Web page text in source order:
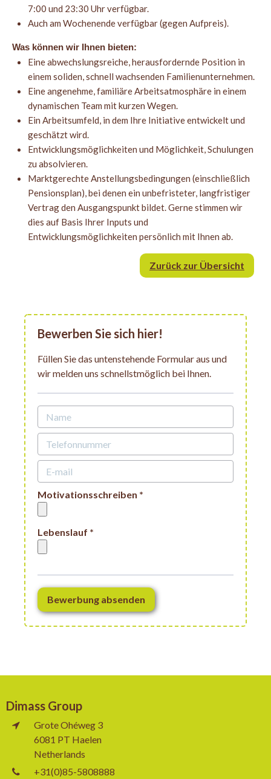
7:00 und 23:30 Uhr verfügbar.
Auch am Wochenende verfügbar (gegen Aufpreis).
Was können wir Ihnen bieten:
Eine abwechslungsreiche, herausfordernde Position in
einem soliden, schnell wachsenden Familienunternehmen.
Eine angenehme, familiäre Arbeitsatmosphäre in einem
dynamischen Team mit kurzen Wegen.
Ein Arbeitsumfeld, in dem Ihre Initiative entwickelt und
geschätzt wird.
Entwicklungsmöglichkeiten und Möglichkeit, Schulungen
zu absolvieren.
Marktgerechte Anstellungsbedingungen (einschließlich
Pensionsplan), bei denen ein unbefristeter, langfristiger
Vertrag den Ausgangspunkt bildet. Gerne stimmen wir
dies auf Basis Ihrer Inputs und
Entwicklungsmöglichkeiten persönlich mit Ihnen ab.
Zurück zur Übersicht
Bewerben Sie sich hier!
Füllen Sie das untenstehende Formular aus und
wir melden uns schnellstmöglich bei Ihnen.
Motivationsschreiben *
Lebenslauf *
Bewerbung absenden
Dimass Group
Grote Ohéweg 3
6081 PT Haelen
Netherlands
+31(0)85-5808888